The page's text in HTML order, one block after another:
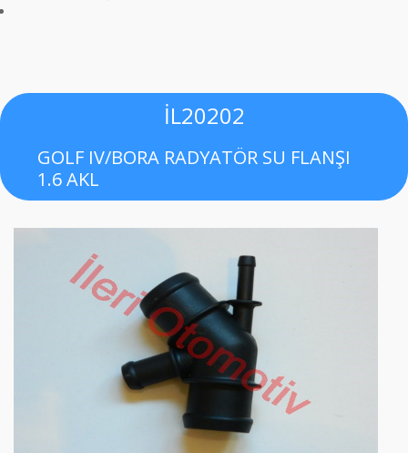
İL20202
GOLF IV/BORA RADYATÖR SU FLANŞI
1.6 AKL